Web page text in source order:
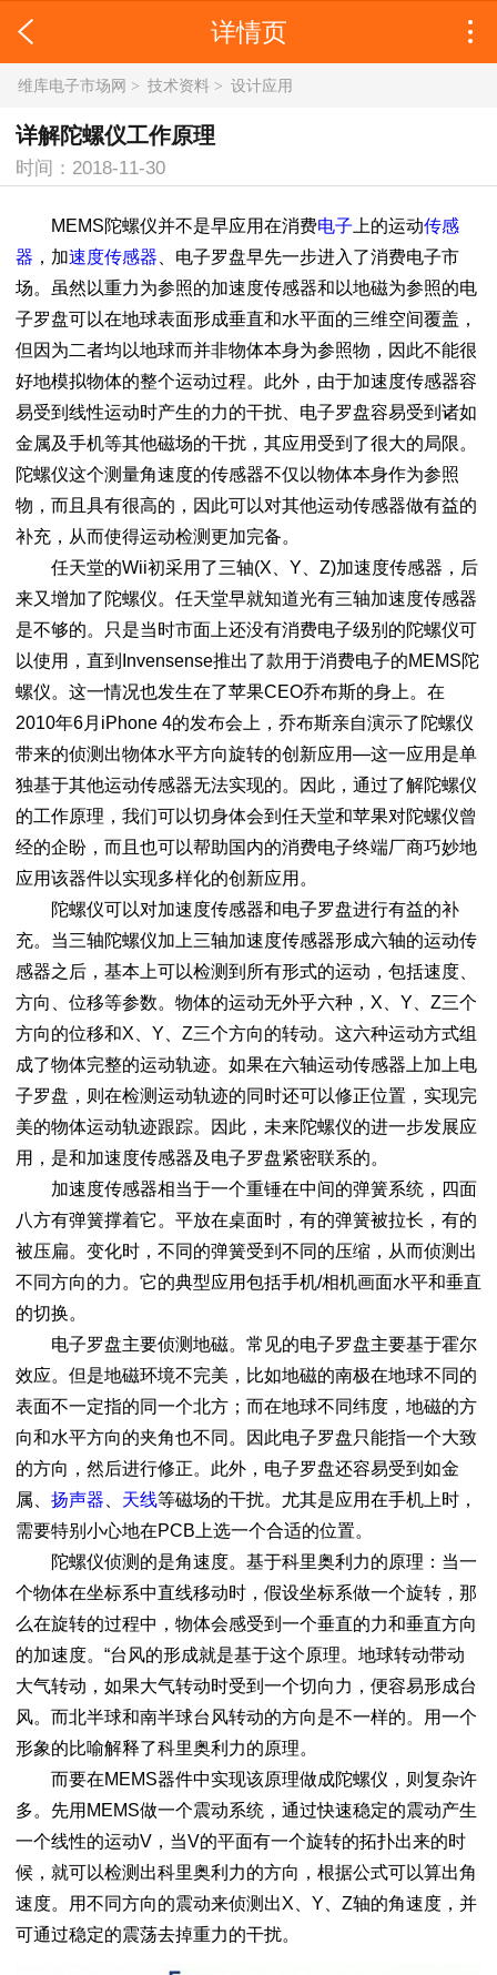
详情页
维库电子市场网 > 技术资料 > 设计应用
详解陀螺仪工作原理
时间：2018-11-30
MEMS陀螺仪并不是早应用在消费电子 上的运动传感
器 ，加速度传感器 、电子罗盘早先一步进入了消费电子市
场。虽然以重力为参照的加速度传感器和以地磁为参照的电
子罗盘可以在地球表面形成垂直和水平面的三维空间覆盖，
但因为二者均以地球而并非物体本身为参照物，因此不能很
好地模拟物体的整个运动过程。此外，由于加速度传感器容
易受到线性运动时产生的力的干扰、电子罗盘容易受到诸如
金属及手机等其他磁场的干扰，其应用受到了很大的局限。
陀螺仪这个测量角速度的传感器不仅以物体本身作为参照
物，而且具有很高的，因此可以对其他运动传感器做有益的
补充，从而使得运动检测更加完备。
任天堂的Wii初采用了三轴(X、Y、Z)加速度传感器，后
来又增加了陀螺仪。任天堂早就知道光有三轴加速度传感器
是不够的。只是当时市面上还没有消费电子级别的陀螺仪可
以使用，直到Invensense推出了款用于消费电子的MEMS陀
螺仪。这一情况也发生在了苹果CEO乔布斯的身上。在
2010年6月iPhone 4的发布会上，乔布斯亲自演示了陀螺仪
带来的侦测出物体水平方向旋转的创新应用—这一应用是单
独基于其他运动传感器无法实现的。因此，通过了解陀螺仪
的工作原理，我们可以切身体会到任天堂和苹果对陀螺仪曾
经的企盼，而且也可以帮助国内的消费电子终端厂商巧妙地
应用该器件以实现多样化的创新应用。
陀螺仪可以对加速度传感器和电子罗盘进行有益的补
充。当三轴陀螺仪加上三轴加速度传感器形成六轴的运动传
感器之后，基本上可以检测到所有形式的运动，包括速度、
方向、位移等参数。物体的运动无外乎六种，X、Y、Z三个
方向的位移和X、Y、Z三个方向的转动。这六种运动方式组
成了物体完整的运动轨迹。如果在六轴运动传感器上加上电
子罗盘，则在检测运动轨迹的同时还可以修正位置，实现完
美的物体运动轨迹跟踪。因此，未来陀螺仪的进一步发展应
用，是和加速度传感器及电子罗盘紧密联系的。
加速度传感器相当于一个重锤在中间的弹簧系统，四面
八方有弹簧撑着它。平放在桌面时，有的弹簧被拉长，有的
被压扁。变化时，不同的弹簧受到不同的压缩，从而侦测出
不同方向的力。它的典型应用包括手机/相机画面水平和垂直
的切换。
电子罗盘主要侦测地磁。常见的电子罗盘主要基于霍尔
效应。但是地磁环境不完美，比如地磁的南极在地球不同的
表面不一定指的同一个北方；而在地球不同纬度，地磁的方
向和水平方向的夹角也不同。因此电子罗盘只能指一个大致
的方向，然后进行修正。此外，电子罗盘还容易受到如金
属、 扬声器 天线等磁场的干扰。尤其是应用在手机上时，
需要特别小心地在PCB上选一个合适的位置。
陀螺仪侦测的是角速度。基于科里奥利力的原理：当一
个物体在坐标系中直线移动时，假设坐标系做一个旋转，那
么在旋转的过程中，物体会感受到一个垂直的力和垂直方向
的加速度。“台风的形成就是基于这个原理。地球转动带动
大气转动，如果大气转动时受到一个切向力，便容易形成台
风。而北半球和南半球台风转动的方向是不一样的。用一个
形象的比喻解释了科里奥利力的原理。
而要在MEMS器件中实现该原理做成陀螺仪，则复杂许
多。先用MEMS做一个震动系统，通过快速稳定的震动产生
一个线性的运动V，当V的平面有一个旋转的拓扑出来的时
候，就可以检测出科里奥利力的方向，根据公式可以算出角
速度。用不同方向的震动来侦测出X、Y、Z轴的角速度，并
可通过稳定的震荡去掉重力的干扰。